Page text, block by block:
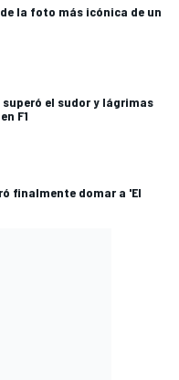
la foto más icónica de un
superó el sudor y lágrimas
F1
finalmente domar a 'El